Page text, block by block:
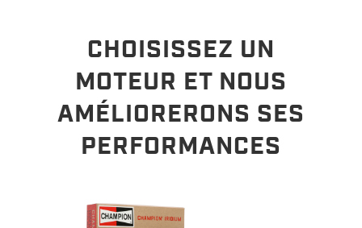
CHOISISSEZ UN
MOTEUR ET NOUS
AMÉLIORERONS SES
PERFORMANCES